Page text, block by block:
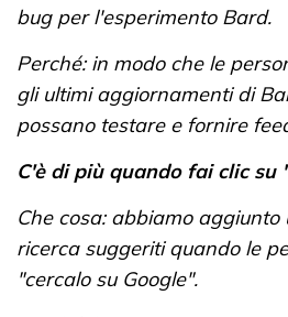
bug per l'esperimento Bard.
Perché: in modo che le
gli ultimi aggiornamenti di
possano testare e fornire
C'è di più quando fai clic su
Che cosa: abbiamo
ricerca suggeriti quando le
"cercalo su Google".